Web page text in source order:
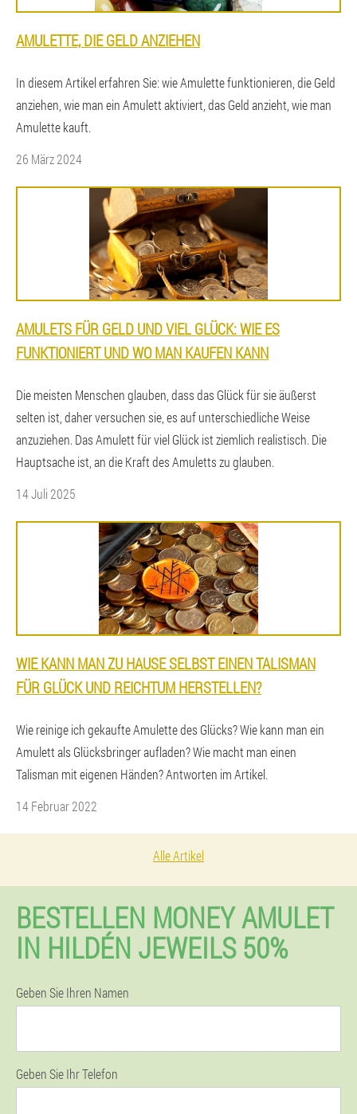
AMULETTE, DIE GELD ANZIEHEN
In diesem Artikel erfahren Sie: wie Amulette funktionieren, die Geld
anziehen, wie man ein Amulett aktiviert, das Geld anzieht, wie man
Amulette kauft.
26 März 2024
AMULETS FÜR GELD UND VIEL GLÜCK: WIE ES
FUNKTIONIERT UND WO MAN KAUFEN KANN
Die meisten Menschen glauben, dass das Glück für sie äußerst
selten ist, daher versuchen sie, es auf unterschiedliche Weise
anzuziehen. Das Amulett für viel Glück ist ziemlich realistisch. Die
Hauptsache ist, an die Kraft des Amuletts zu glauben.
14 Juli 2025
WIE KANN MAN ZU HAUSE SELBST EINEN TALISMAN
FÜR GLÜCK UND REICHTUM HERSTELLEN?
Wie reinige ich gekaufte Amulette des Glücks? Wie kann man ein
Amulett als Glücksbringer aufladen? Wie macht man einen
Talisman mit eigenen Händen? Antworten im Artikel.
14 Februar 2022
Alle Artikel
BESTELLEN MONEY AMULET
IN HILDÉN JEWEILS 50%
Geben Sie Ihren Namen
Geben Sie Ihr Telefon